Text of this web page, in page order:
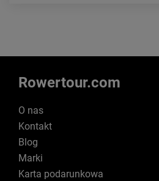
Rowertour.com
O nas
Kontakt
Blog
Marki
Karta podarunkowa